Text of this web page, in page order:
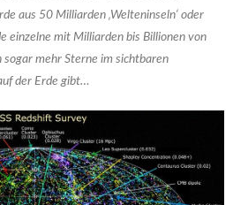
aus 50 Milliarden ‚Welteninseln‘ oder
einzelne mit Milliarden bis Billionen von
sogar mehr Sterne im sichtbaren
der Erde gibt…